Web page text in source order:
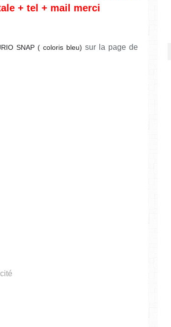
+ tel + mail merci
SNAP ( coloris bleu) sur la page de